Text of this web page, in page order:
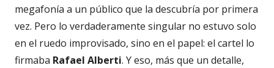
megafonía a un público que la descubría por primera
vez. Pero lo verdaderamente singular no estuvo solo
en el ruedo improvisado, sino en el papel: el cartel lo
firmaba Rafael Alberti. Y eso, más que un detalle,